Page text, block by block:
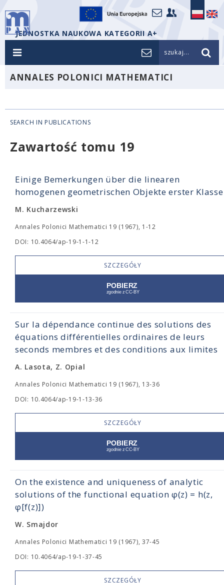
JEDNOSTKA NAUKOWA KATEGORII A+
szukaj...
ANNALES POLONICI MATHEMATICI
SEARCH IN PUBLICATIONS
Zawartość tomu 19
Einige Bemerkungen über die linearen
homogenen geometrischen Objekte erster Klasse
M. Kucharzewski
Annales Polonici Mathematici 19 (1967), 1-12
DOI: 10.4064/ap-19-1-1-12
SZCZEGÓŁY
Sur la dépendance continue des solutions des
équations différentielles ordinaires de leurs
seconds membres et des conditions aux limites
A. Lasota, Z. Opial
Annales Polonici Mathematici 19 (1967), 13-36
DOI: 10.4064/ap-19-1-13-36
SZCZEGÓŁY
On the existence and uniqueness of analytic
solutions of the functional equation φ(z) = h(z,
φ[f(z)])
W. Smajdor
Annales Polonici Mathematici 19 (1967), 37-45
DOI: 10.4064/ap-19-1-37-45
SZCZEGÓŁY